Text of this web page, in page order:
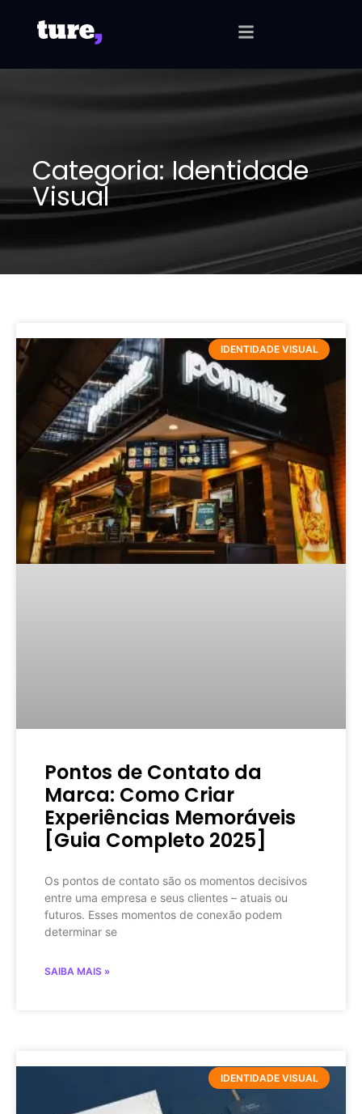
Categoria: Identidade
Visual
IDENTIDADE VISUAL
Pontos de Contato da
Marca: Como Criar
Experiências Memoráveis
[Guia Completo 2025]
Os pontos de contato são os momentos decisivos
entre uma empresa e seus clientes – atuais ou
futuros. Esses momentos de conexão podem
determinar se
SAIBA MAIS »
IDENTIDADE VISUAL